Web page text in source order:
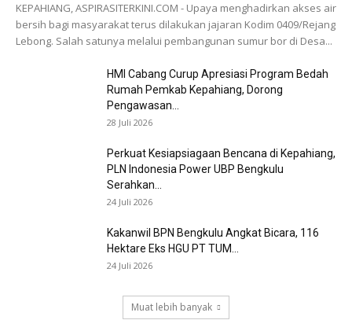
KEPAHIANG, ASPIRASITERKINI.COM - Upaya menghadirkan akses air
bersih bagi masyarakat terus dilakukan jajaran Kodim 0409/Rejang
Lebong. Salah satunya melalui pembangunan sumur bor di Desa...
HMI Cabang Curup Apresiasi Program Bedah
Rumah Pemkab Kepahiang, Dorong
Pengawasan...
28 Juli 2026
Perkuat Kesiapsiagaan Bencana di Kepahiang,
PLN Indonesia Power UBP Bengkulu
Serahkan...
24 Juli 2026
Kakanwil BPN Bengkulu Angkat Bicara, 116
Hektare Eks HGU PT TUM...
24 Juli 2026
Muat lebih banyak